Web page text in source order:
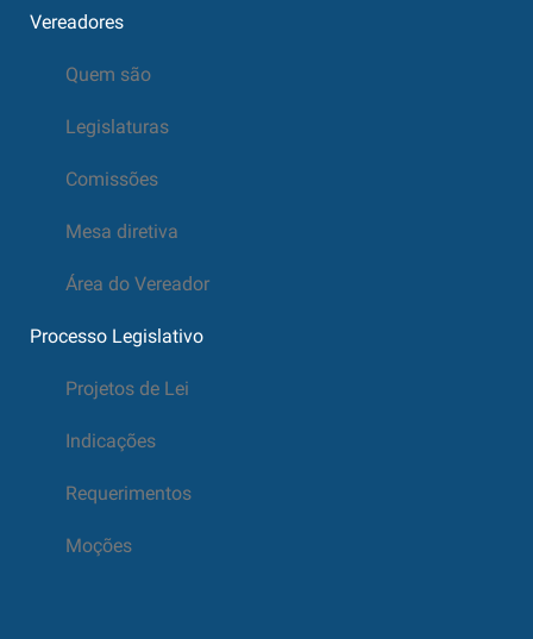
Vereadores
Quem são
Legislaturas
Comissões
Mesa diretiva
Área do Vereador
Processo Legislativo
Projetos de Lei
Indicações
Requerimentos
Moções